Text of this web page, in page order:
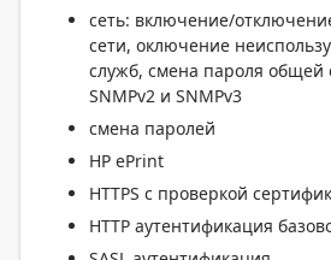
сеть: включение/
сети, оключение
служб, смена пароля общей
SNMPv2 и SNMPv3
смена паролей
HP ePrint
HTTPS с проверкой
HTTP аутентификация